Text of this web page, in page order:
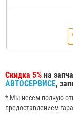
Скидка 5% на
АВТОСЕРВИСЕ,
* Мы несем полную
предоставлением